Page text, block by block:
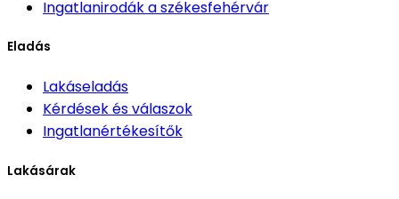
Ingatlanirodáka székesfehérvár
Eladás
Lakáseladás
Kérdések és válaszok
Ingatlanértékesítők
Lakásárak